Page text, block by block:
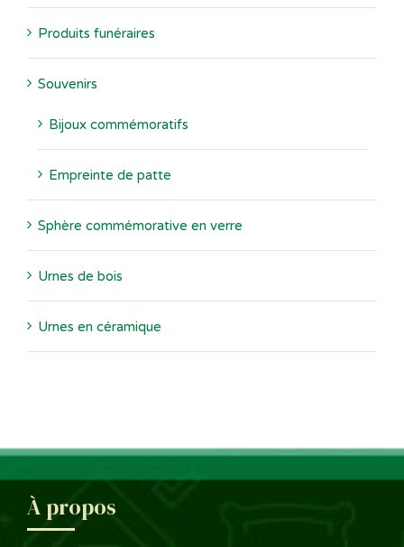
Produits funéraires
Souvenirs
Bijoux commémoratifs
Empreinte de patte
Sphère commémorative en verre
Urnes de bois
Urnes en céramique
À propos